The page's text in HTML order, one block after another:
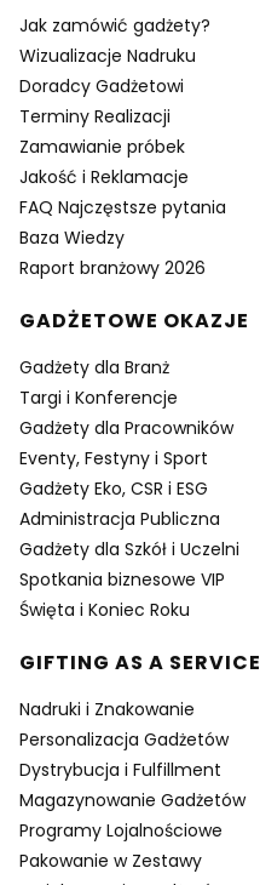
Jak zamówić gadżety?
Wizualizacje Nadruku
Doradcy Gadżetowi
Terminy Realizacji
Zamawianie próbek
Jakość i Reklamacje
FAQ Najczęstsze pytania
Baza Wiedzy
Raport branżowy 2026
GADŻETOWE OKAZJE
Gadżety dla Branż
Targi i Konferencje
Gadżety dla Pracowników
Eventy, Festyny i Sport
Gadżety Eko, CSR i ESG
Administracja Publiczna
Gadżety dla Szkół i Uczelni
Spotkania biznesowe VIP
Święta i Koniec Roku
GIFTING AS A SERVICE
Nadruki i Znakowanie
Personalizacja Gadżetów
Dystrybucja i Fulfillment
Magazynowanie Gadżetów
Programy Lojalnościowe
Pakowanie w Zestawy